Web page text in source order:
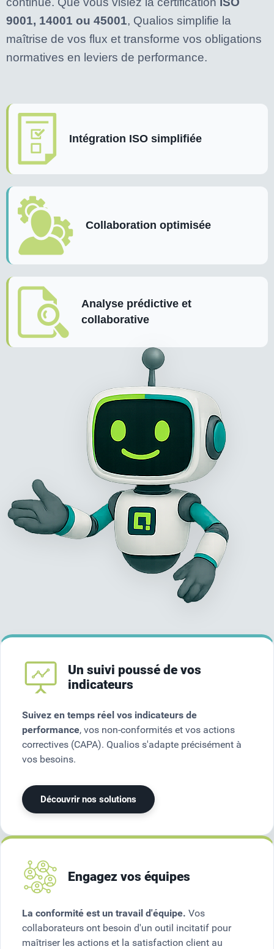
9001, 14001 ou 45001, Qualios simplifie la
maîtrise de vos flux et transforme vos obligations
normatives en leviers de performance.
Intégration ISO simplifiée
Collaboration optimisée
Analyse prédictive et
collaborative
Un suivi poussé de vos
indicateurs
Suivez en temps réel vos indicateurs de
performance, vos non-conformités et vos actions
correctives (CAPA). Qualios s'adapte précisément à
vos besoins.
Découvrir nos solutions
Engagez vos équipes
La conformité est un travail d'équipe. Vos
collaborateurs ont besoin d'un outil incitatif pour
maîtriser les actions et la satisfaction client au